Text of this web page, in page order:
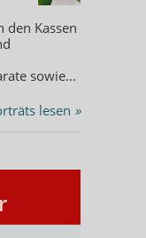
Kassen
sowie...
lesen »